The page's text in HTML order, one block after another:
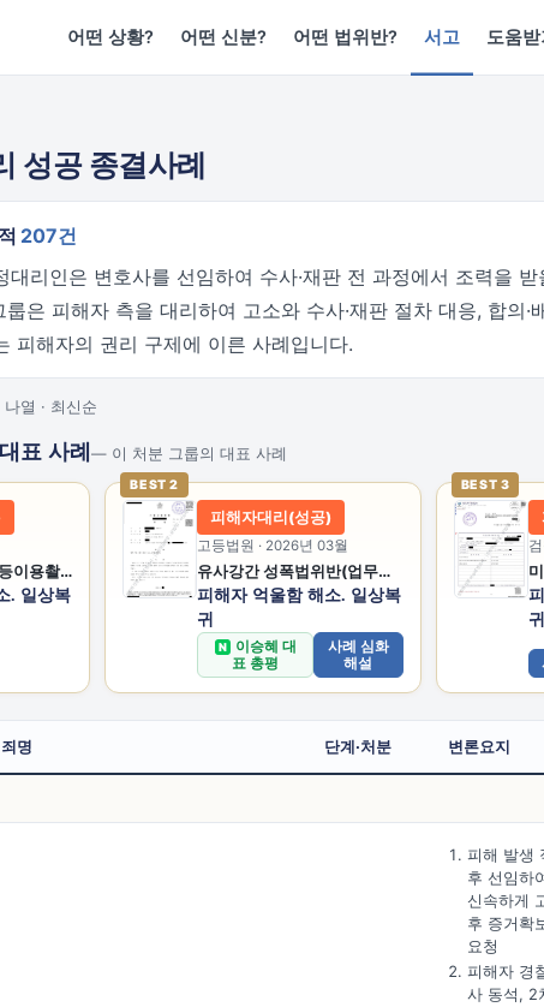
어떤 상황? 어떤 신분? 어떤 법위반? 서고 도움받
성공 종결사례
207건
대리인은 변호사를 선임하여 수사·재판 전 과정에서 조력을
은 피해자 측을 대리하여 고소와 수사·재판 절차 대응, 합의·
피해자의 권리 구제에 이른 사례입니다.
열 · 최신순
표 사례 — 이 처분 그룹의 대표 사례
성폭법위반(카메라등이용촬영반포등)
. 일상복
BEST 2
피해자대리(성공)
고등법원 · 2026년 03월
유사강간 성폭법위반(업무상위력등에의한추행)
피해자 억울함 해소. 일상복
귀
N
이승혜 대
표 총평
사례 심화
해설
BEST 3
귀
죄명 단계·처분 변론요지
피해 발생
후 선임하
신속하게
후 증거확
요청
피해자 경
사 동석, 2